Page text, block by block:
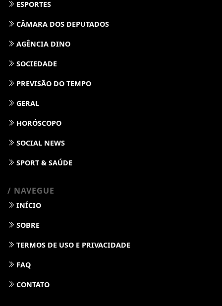
ESPORTES
CÂMARA DOS DEPUTADOS
AGÊNCIA DINO
SOCIEDADE
PREVISÃO DO TEMPO
GERAL
HORÓSCOPO
SOCIAL NEWS
SPORT & SAÚDE
/ NAVEGUE
INÍCIO
SOBRE
TERMOS DE USO E PRIVACIDADE
FAQ
CONTATO